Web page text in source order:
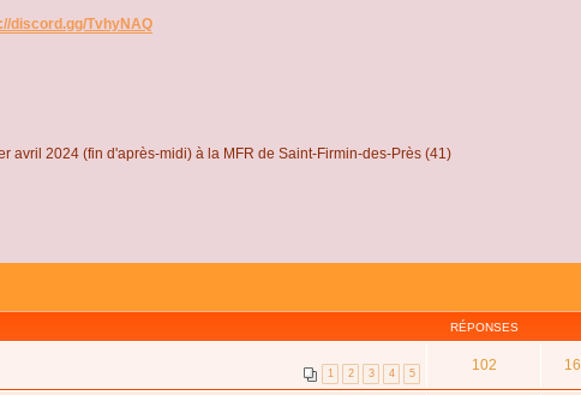
discord.gg/TvhyNAQ
avril 2024 (fin d'après-midi) à la MFR de Saint-Firmin-des-Près (41)
RÉPONSES
1 2 3 4 5 102